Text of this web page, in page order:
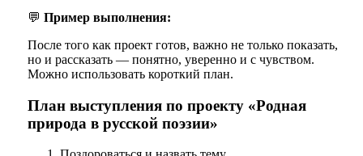
💬 Пример выполнения:
После того как проект готов, важно не только показать,
но и рассказать — понятно, уверенно и с чувством.
Можно использовать короткий план.
План выступления по проекту «Родная
природа в русской поэзии»